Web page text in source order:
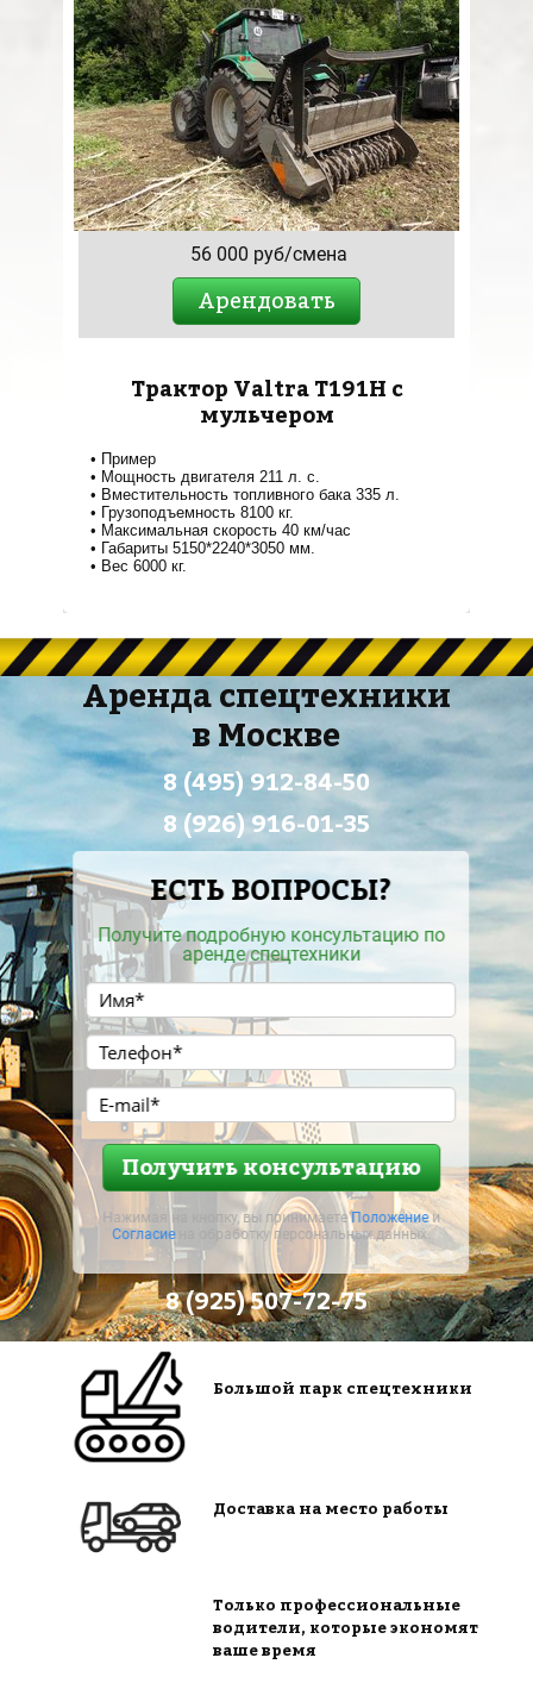
56 000 руб/смена
Арендовать
Трактор Valtra T191H с
мульчером
Пример
Мощность двигателя 211 л. с.
Вместительность топливного бака 335 л.
Грузоподъемность 8100 кг.
Максимальная скорость 40 км/час
Габариты 5150*2240*3050 мм.
Вес 6000 кг.
Аренда спецтехники
в Москве
8 (495) 912-84-50
8 (926) 916-01-35
ЕСТЬ ВОПРОСЫ?
Получите подробную консультацию по
аренде спецтехники
Получить консультацию
Нажимая на кнопку, вы принимаетеПоложениеи
Согласиена обработку персональных данных.
8 (925) 507-72-75
Большой парк спецтехники
Доставка на место работы
Только профессиональные
водители, которые экономят
ваше время